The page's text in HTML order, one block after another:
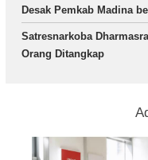
Desak Pemkab Madina
Satresnarkoba
Orang Ditangkap